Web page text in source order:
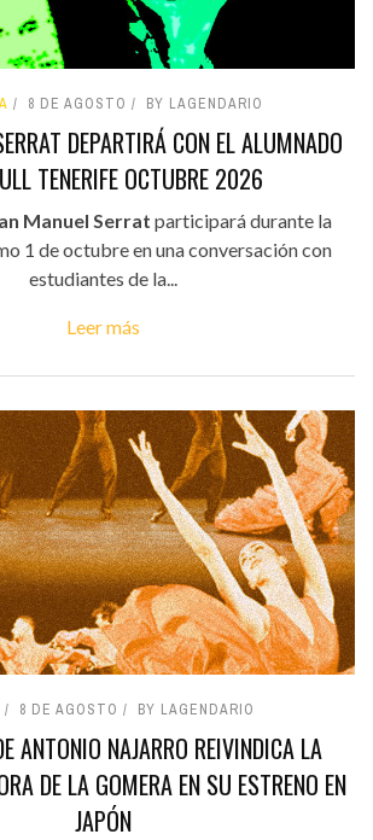
8 DE AGOSTO BY LAGENDARIO
DEPARTIRÁ CON EL ALUMNADO
TENERIFE OCTUBRE 2026
Manuel Serrat participará durante la
1 de octubre en una conversación con
estudiantes de la...
Leer más
8 DE AGOSTO BY LAGENDARIO
ANTONIO NAJARRO REIVINDICA LA
DE LA GOMERA EN SU ESTRENO EN
JAPÓN